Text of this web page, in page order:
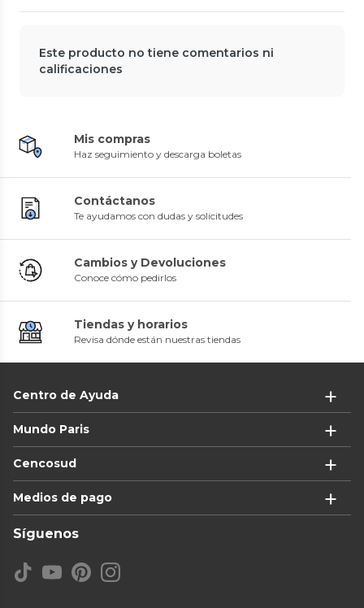
Este producto no tiene comentarios ni
calificaciones
Mis compras
Haz seguimiento y descarga boletas
Contáctanos
Te ayudamos con dudas y solicitudes
Cambios y Devoluciones
Conoce cómo pedirlos
Tiendas y horarios
Revisa dónde están nuestras tiendas
Centro de Ayuda
Mundo Paris
Cencosud
Medios de pago
Síguenos